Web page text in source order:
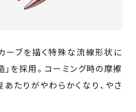
ブを描く特殊な流線形状に
を採用。コーミング時の摩擦
たりがやわらかくなり、やさ